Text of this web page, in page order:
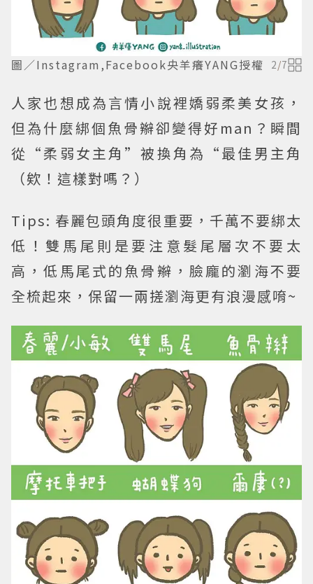
圖／Instagram,Facebook央羊癢YANG授權 2/7
人家也想成為言情小說裡嬌弱柔美女孩，
但為什麼綁個魚骨辮卻變得好man？瞬間
從“柔弱女主角”被換角為“最佳男主角
（欸！這樣對嗎？）
Tips: 春麗包頭角度很重要，千萬不要綁太
低！雙馬尾則是要注意髮尾層次不要太
高，低馬尾式的魚骨辮，臉龐的瀏海不要
全梳起來，保留一兩搓瀏海更有浪漫感唷~